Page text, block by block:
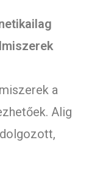
a
Alig